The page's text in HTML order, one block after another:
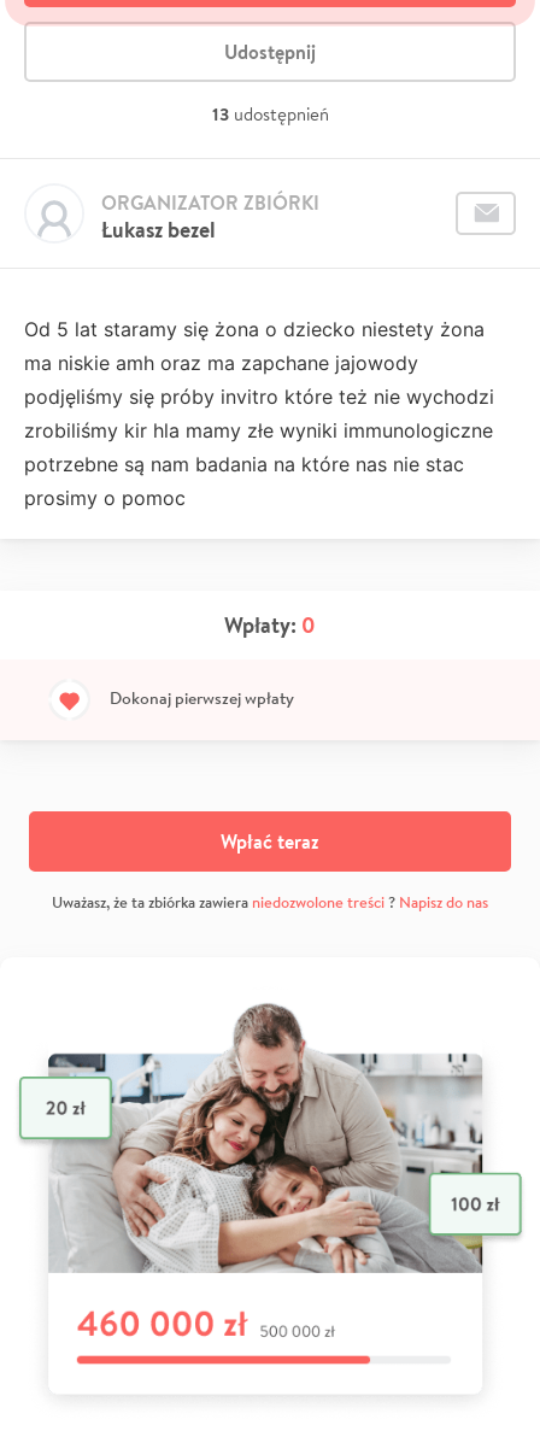
Udostępnij
13 udostępnień
Łukasz bezel
ORGANIZATOR ZBIÓRKI
Od 5 lat staramy się żona o dziecko niestety żona
ma niskie amh oraz ma zapchane jajowody
podjęliśmy się próby invitro które też nie wychodzi
zrobiliśmy kir hla mamy złe wyniki immunologiczne
potrzebne są nam badania na które nas nie stac
prosimy o pomoc
Wpłaty: 0
Dokonaj pierwszej wpłaty
Wpłać teraz
Uważasz, że ta zbiórka zawiera niedozwolone treści? Napisz do nas